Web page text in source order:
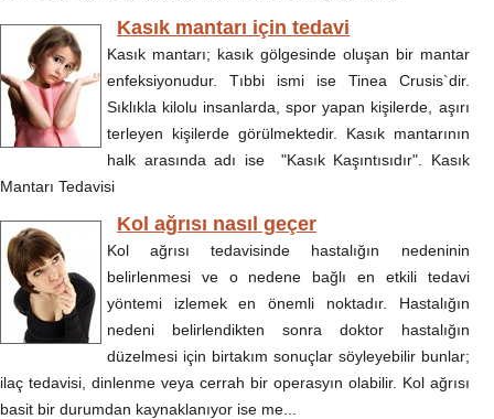
Kasık mantarı için tedavi
Kasık mantarı; kasık gölgesinde oluşan bir mantar
enfeksiyonudur. Tıbbi ismi ise Tinea Crusis`dir.
Sıklıkla kilolu insanlarda, spor yapan kişilerde, aşırı
terleyen kişilerde görülmektedir. Kasık mantarının
halk arasında adı ise "Kasık Kaşıntısıdır". Kasık
Mantarı Tedavisi
Kol ağrısı nasıl geçer
Kol ağrısı tedavisinde hastalığın nedeninin
belirlenmesi ve o nedene bağlı en etkili tedavi
yöntemi izlemek en önemli noktadır. Hastalığın
nedeni belirlendikten sonra doktor hastalığın
düzelmesi için birtakım sonuçlar söyleyebilir bunlar;
ilaç tedavisi, dinlenme veya cerrah bir operasyın olabilir. Kol ağrısı
basit bir durumdan kaynaklanıyor ise me...